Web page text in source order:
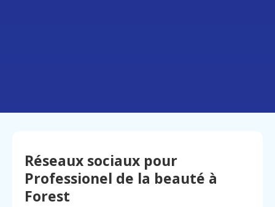
Réseaux sociaux pour
Professionel de la beauté à
Forest